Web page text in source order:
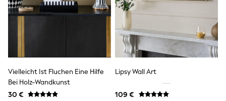
All Footwear
Trainers
Wellies
Wide Fit
Shoes
All Underwear
Vielleicht Ist Fluchen Eine Hilfe
Bei Holz-Wandkunst
30 €
Lipsy Wall Art
109 €